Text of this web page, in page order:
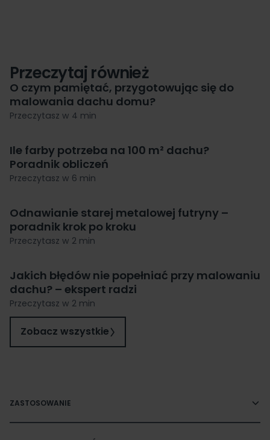
Przeczytaj również
O czym pamiętać, przygotowując się do
malowania dachu domu?
Przeczytasz w 4 min
Ile farby potrzeba na 100 m² dachu?
Poradnik obliczeń
Przeczytasz w 6 min
Odnawianie starej metalowej futryny –
poradnik krok po kroku
Przeczytasz w 2 min
Jakich błędów nie popełniać przy malowaniu
dachu? – ekspert radzi
Przeczytasz w 2 min
Zobacz wszystkie
ZASTOSOWANIE